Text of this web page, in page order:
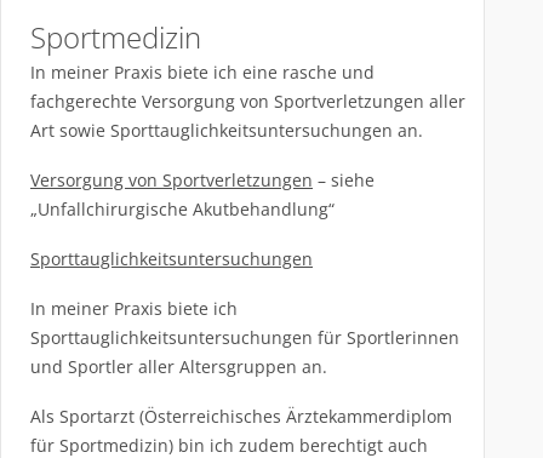
Sportmedizin
In meiner Praxis biete ich eine rasche und
fachgerechte Versorgung von Sportverletzungen aller
Art sowie Sporttauglichkeitsuntersuchungen an.
Versorgung von Sportverletzungen – siehe
„Unfallchirurgische Akutbehandlung“
Sporttauglichkeitsuntersuchungen
In meiner Praxis biete ich
Sporttauglichkeitsuntersuchungen für Sportlerinnen
und Sportler aller Altersgruppen an.
Als Sportarzt (Österreichisches Ärztekammerdiplom
für Sportmedizin) bin ich zudem berechtigt auch